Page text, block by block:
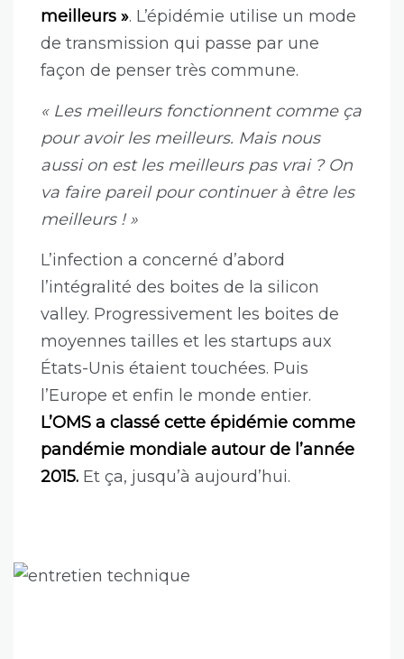
meilleurs ». L’épidémie utilise un mode
de transmission qui passe par une
façon de penser très commune.
« Les meilleurs fonctionnent comme ça
pour avoir les meilleurs. Mais nous
aussi on est les meilleurs pas vrai ? On
va faire pareil pour continuer à être les
meilleurs ! »
L’infection a concerné d’abord
l’intégralité des boites de la silicon
valley. Progressivement les boites de
moyennes tailles et les startups aux
États-Unis étaient touchées. Puis
l’Europe et enfin le monde entier.
L’OMS a classé cette épidémie comme
pandémie mondiale autour de l’année
2015. Et ça, jusqu’à aujourd’hui.